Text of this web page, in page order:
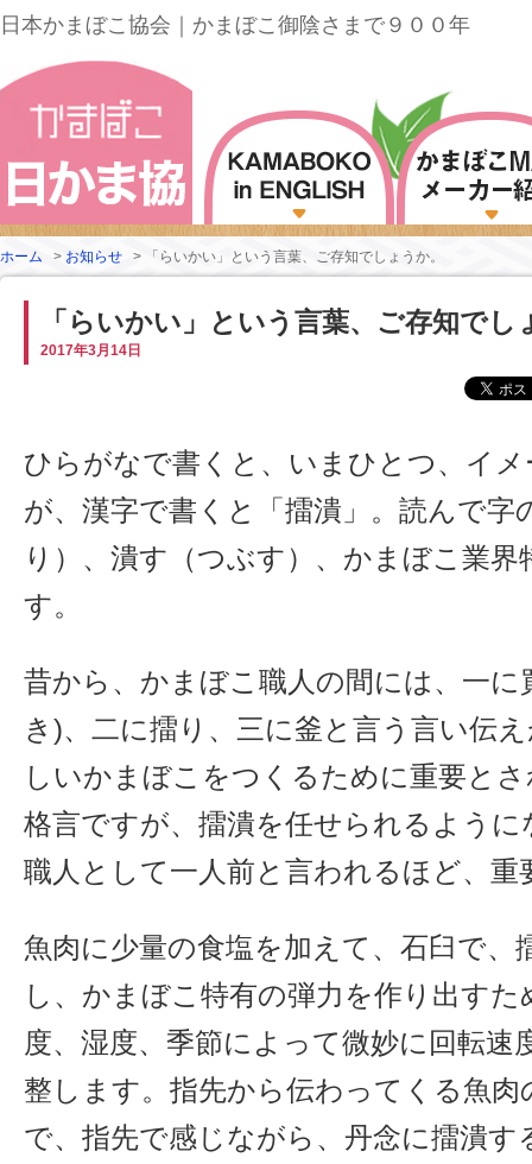
日本かまぼこ協会｜かまぼこ御陰さまで９００年
ホーム > お知らせ > 「らいかい」という言葉、ご存知でしょうか。
「らいかい」という言葉、ご存知でし
2017年3月14日
ひらがなで書くと、いまひとつ、イ
が、漢字で書くと「擂潰」。読んで字
り）、潰す（つぶす）、かまぼこ業界
す。
昔から、かまぼこ職人の間には、一に
き)、二に擂り、三に釜と言う言い伝
しいかまぼこをつくるために重要と
格言ですが、擂潰を任せられるよう
職人として一人前と言われるほど、重
魚肉に少量の食塩を加えて、石臼で、
し、かまぼこ特有の弾力を作り出す
度、湿度、季節によって微妙に回転速
整します。指先から伝わってくる魚肉
で、指先で感じながら、丹念に擂潰